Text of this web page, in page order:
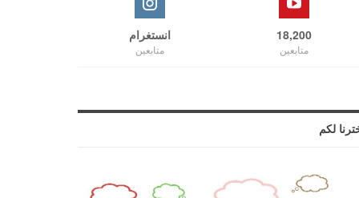
18,200
متابعين
انستغرام
متابعين
لكم